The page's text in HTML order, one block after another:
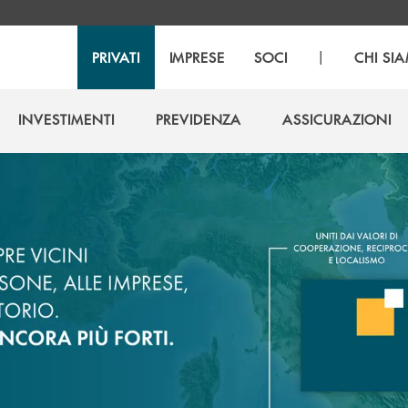
PRIVATI IMPRESE SOCI | CHI
INVESTIMENTI
PREVIDENZA
ASSICURAZIONI